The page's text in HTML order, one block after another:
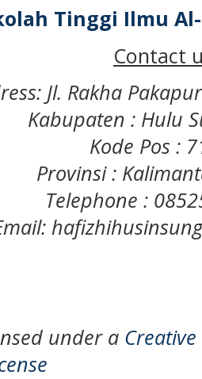
Tinggi Ilmu
Contact
Jl. Rakha
Kabupaten : Hulu
Kode Pos :
Provinsi :
Telephone :
under a